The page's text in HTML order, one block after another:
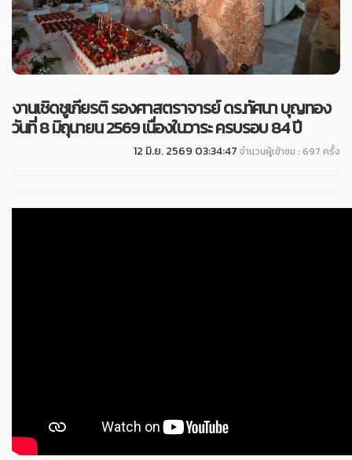
งานเชิดชูเกียรติ รองศาสตราจารย์ ดร.ทัศนา บุญทอง
วันที่ 8 มิถุนายน 2569 เนื่องในวาระ ครบรอบ 84 ปี
12 มิ.ย. 2569 03:34:47 จำนวนผู้เข้าชม : 697 ครั้ง